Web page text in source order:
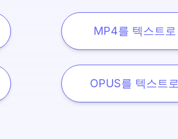
MP4를 텍스트로
OPUS를 텍스트로